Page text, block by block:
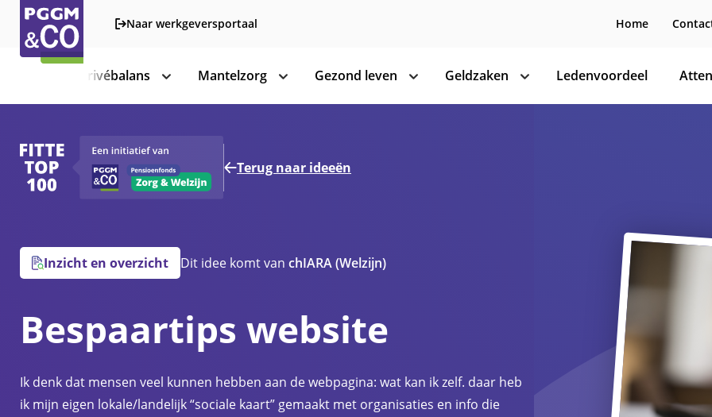
Naar werkgeversportaal Home
Werk-privébalans
toon
Mantelzorg
toon
Gezond leven
toon
Geldzaken
toon
Ledenvoordeel
Terug naar ideeën
Inzicht en overzicht Dit idee komt van chIARA(Welzijn)
Bespaartips website
Ik denk dat mensen veel kunnen hebben aan de webpagina: wat kan ik zelf. daar heb
ik mijn eigen lokale/landelijk “sociale kaart” gemaakt met organisaties en info die